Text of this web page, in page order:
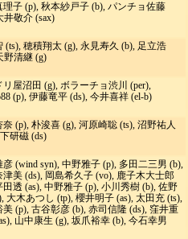
理子 (p), 秋本紗戸子 (b), パンチョ佐藤
井敬介 (sax)
(ts), 穂積翔太 (g), 永見寿久 (b), 足立浩
野清継 (g)
リ屋沼田 (g), ボラーチョ渋川 (per),
(p), 伊藤竜平 (ds), 今井喜祥 (el-b)
奈 (p), 朴浚喜 (g), 河原崎聡 (ts), 沼野祐人
研磁 (ds)
彦 (wind syn), 中野雅子 (p), 多田二三男 (b),
津美 (ds), 岡島希久子 (vo), 鹿子木大士郎
田透 (as), 中野雅子 (p), 小川秀樹 (b), 佐野
大木あつし (tp), 櫻井明子 (as), 太田充 (ts),
美 (p), 古谷彰彦 (b), 赤司信隆 (ds), 窪井重
山中康生 (g), 坂爪裕幸 (b), 今石幸男